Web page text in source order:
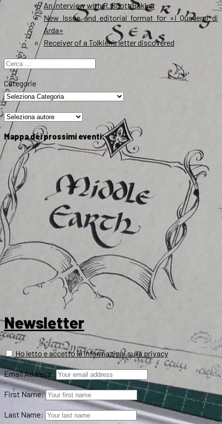
An interview with R. Scott Bakker
New Issue and editorial format for «I Quaderni di
Arda»
Receiver of a Tolkien’s letter discovered
Ricerca
per:
Categorie
Mappa dei prossimi eventi:
Newsletter
Ho letto e accetto le informazioni sulla privacy
Email Address:
First Name:
Last Name: